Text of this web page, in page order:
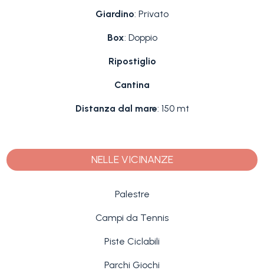
Giardino: Privato
Box: Doppio
Ripostiglio
Cantina
Distanza dal mare: 150 mt
NELLE VICINANZE
Palestre
Campi da Tennis
Piste Ciclabili
Parchi Giochi